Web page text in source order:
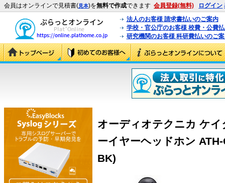
会員はオンラインで見積書(見本)を無料で作成できます 会員登録(無料) ログイン
法人のお客様 請求書払いのご案内
学校・官公庁のお客様 校費・公費
研究機関のお客様 科研費払いのご
オーディオテクニカ ケ
ーイヤーヘッドホン
BK)